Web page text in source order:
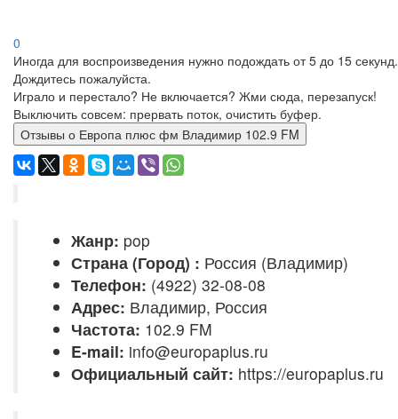
0
Иногда для воспроизведения нужно подождать от 5 до 15 секунд.
Дождитесь пожалуйста.
Играло и перестало? Не включается? Жми сюда, перезапуск!
Выключить совсем: прервать поток, очистить буфер.
Отзывы о Европа плюс фм Владимир 102.9 FM
Жанр: pop
Страна (Город) : Россия (Владимир)
Телефон: (4922) 32-08-08
Адрес: Владимир, Россия
Частота: 102.9 FM
E-mail: info@europaplus.ru
Официальный сайт: https://europaplus.ru